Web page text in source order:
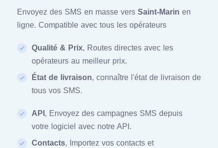
Envoyez des SMS en masse vers Saint-Marin en
ligne. Compatible avec tous les opérateurs
Qualité & Prix, Routes directes avec les
opérateurs au meilleur prix.
État de livraison, connaître l'état de livraison de
tous vos SMS.
API , Envoyez des campagnes SMS depuis
votre logiciel avec notre API.
Contacts, Importez vos contacts et